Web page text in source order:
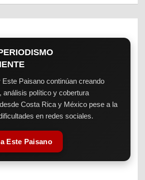
Este Paisano continúan creando
análisis político y cobertura
Costa Rica y México pese a la
en redes sociales.
Este Paisano